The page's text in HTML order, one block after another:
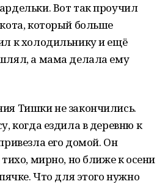
Вот так проучил
который больше
к холодильнику и ещё
а мама делала ему
Тишки не закончились.
когда ездила в деревню к
его домой. Он
мирно, но ближе к осени
Что для этого нужно